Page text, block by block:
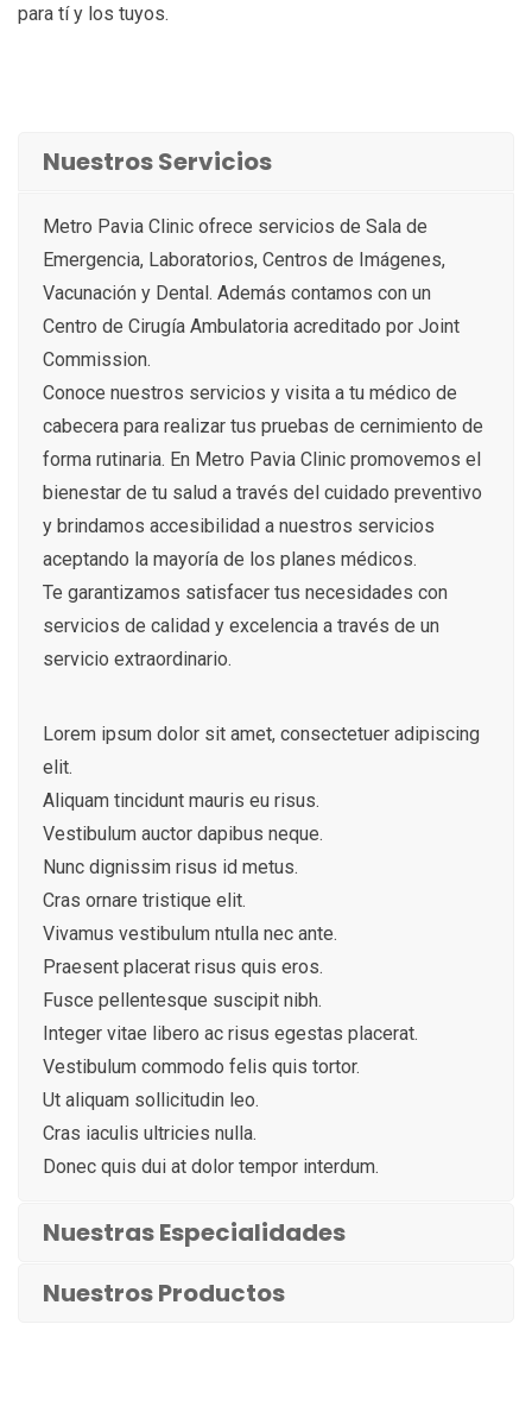
para tí y los tuyos.
Nuestros Servicios
Metro Pavia Clinic ofrece servicios de Sala de
Emergencia, Laboratorios, Centros de Imágenes,
Vacunación y Dental. Además contamos con un
Centro de Cirugía Ambulatoria acreditado por Joint
Commission.
Conoce nuestros servicios y visita a tu médico de
cabecera para realizar tus pruebas de cernimiento de
forma rutinaria. En Metro Pavia Clinic promovemos el
bienestar de tu salud a través del cuidado preventivo
y brindamos accesibilidad a nuestros servicios
aceptando la mayoría de los planes médicos.
Te garantizamos satisfacer tus necesidades con
servicios de calidad y excelencia a través de un
servicio extraordinario.
Lorem ipsum dolor sit amet, consectetuer adipiscing
elit.
Aliquam tincidunt mauris eu risus.
Vestibulum auctor dapibus neque.
Nunc dignissim risus id metus.
Cras ornare tristique elit.
Vivamus vestibulum ntulla nec ante.
Praesent placerat risus quis eros.
Fusce pellentesque suscipit nibh.
Integer vitae libero ac risus egestas placerat.
Vestibulum commodo felis quis tortor.
Ut aliquam sollicitudin leo.
Cras iaculis ultricies nulla.
Donec quis dui at dolor tempor interdum.
Nuestras Especialidades
Nuestros Productos